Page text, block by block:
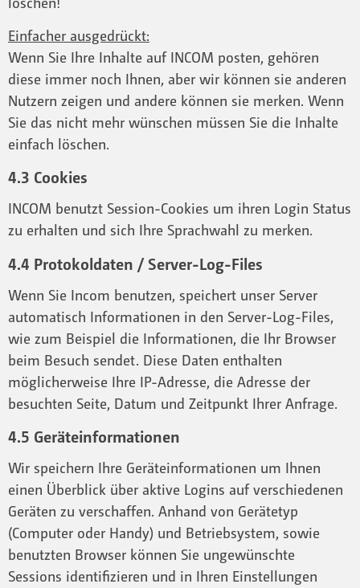
Einfacher ausgedrückt:
Wenn Sie Ihre Inhalte auf INCOM posten, gehören
diese immer noch Ihnen, aber wir können sie anderen
Nutzern zeigen und andere können sie merken. Wenn
Sie das nicht mehr wünschen müssen Sie die Inhalte
einfach löschen.
4.3 Cookies
INCOM benutzt Session-Cookies um ihren Login Status
zu erhalten und sich Ihre Sprachwahl zu merken.
4.4 Protokoldaten / Server-Log-Files
Wenn Sie Incom benutzen, speichert unser Server
automatisch Informationen in den Server-Log-Files,
wie zum Beispiel die Informationen, die Ihr Browser
beim Besuch sendet. Diese Daten enthalten
möglicherweise Ihre IP-Adresse, die Adresse der
besuchten Seite, Datum und Zeitpunkt Ihrer Anfrage.
4.5 Geräteinformationen
Wir speichern Ihre Geräteinformationen um Ihnen
einen Überblick über aktive Logins auf verschiedenen
Geräten zu verschaffen. Anhand von Gerätetyp
(Computer oder Handy) und Betriebsystem, sowie
benutzten Browser können Sie ungewünschte
Sessions identifizieren und in Ihren Einstellungen